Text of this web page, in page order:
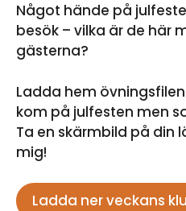
Något hände på
besök – vilka är de här
gästerna?
Ladda hem
kom på julfesten men
Ta en skärmbild på din
mig!
Ladda ner veckans